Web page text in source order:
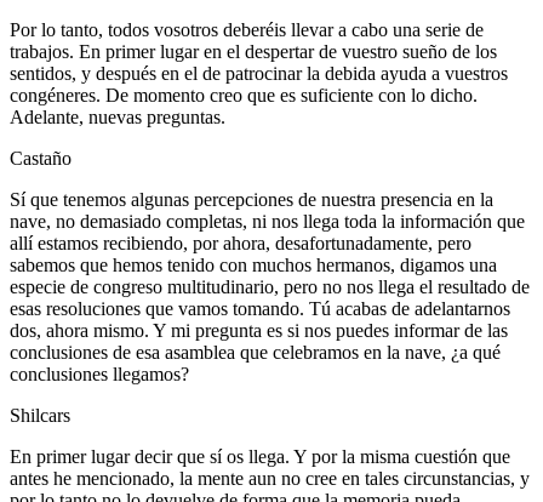
Por lo tanto, todos vosotros deberéis llevar a cabo una serie de
trabajos. En primer lugar en el despertar de vuestro sueño de los
sentidos, y después en el de patrocinar la debida ayuda a vuestros
congéneres. De momento creo que es suficiente con lo dicho.
Adelante, nuevas preguntas.
Castaño
Sí que tenemos algunas percepciones de nuestra presencia en la
nave, no demasiado completas, ni nos llega toda la información que
allí estamos recibiendo, por ahora, desafortunadamente, pero
sabemos que hemos tenido con muchos hermanos, digamos una
especie de congreso multitudinario, pero no nos llega el resultado de
esas resoluciones que vamos tomando. Tú acabas de adelantarnos
dos, ahora mismo. Y mi pregunta es si nos puedes informar de las
conclusiones de esa asamblea que celebramos en la nave, ¿a qué
conclusiones llegamos?
Shilcars
En primer lugar decir que sí os llega. Y por la misma cuestión que
antes he mencionado, la mente aun no cree en tales circunstancias, y